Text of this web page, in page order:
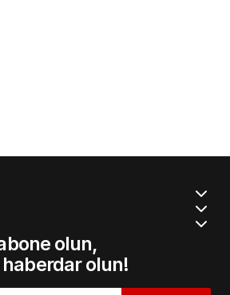
olun,
olun!